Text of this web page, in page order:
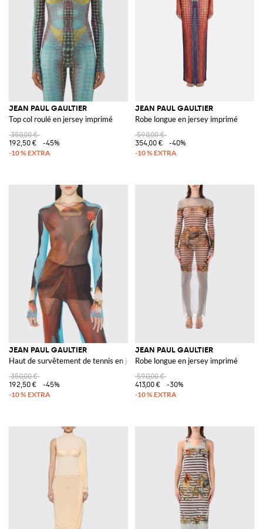
JEAN PAUL GAULTIER
Top col roulé en jersey imprimé
350,00 €
192,50 €
-45%
JEAN PAUL GAULTIER
Robe longue en jersey imprimé
590,00 €
354,00 €
-40%
JEAN PAUL GAULTIER
Haut de survêtement de tennis en jersey imprimé
350,00 €
192,50 €
-45%
JEAN PAUL GAULTIER
Robe longue en jersey imprimé
590,00 €
413,00 €
-30%